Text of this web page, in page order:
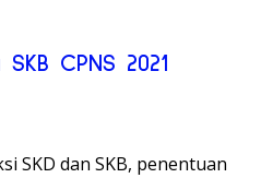
CPNS 2021
SKD dan SKB, penentuan